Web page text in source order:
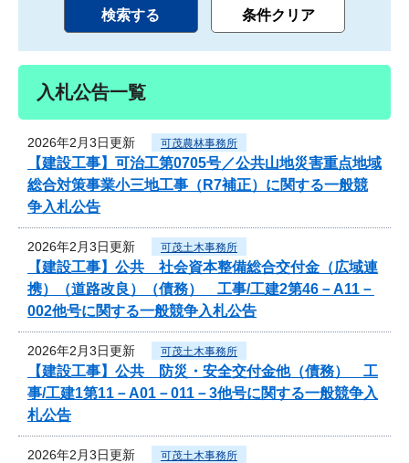
入札公告一覧
2026年2月3日更新 可茂農林事務所
【建設工事】可治工第0705号／公共山地災害重点地域
総合対策事業小三地工事（R7補正）に関する一般競
争入札公告
2026年2月3日更新 可茂土木事務所
【建設工事】公共 社会資本整備総合交付金（広域連
携）（道路改良）（債務） 工事/工建2第46－A11－
002他号に関する一般競争入札公告
2026年2月3日更新 可茂土木事務所
【建設工事】公共 防災・安全交付金他（債務） 工
事/工建1第11－A01－011－3他号に関する一般競争入
札公告
2026年2月3日更新 可茂土木事務所